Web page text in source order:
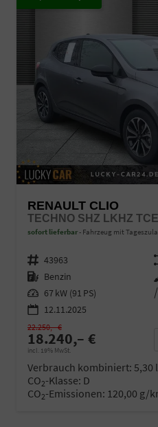
RENAULT CLIO
TECHNO SHZ LKHZ
sofort lieferbar Fahrzeug mit
Fahrzeugnr. 43963
Kraftstoff Benzin
Leistung 67 kW (91 PS)
12.11.2025
18.240,– €
incl. 19% MwSt.
22.250,– €
Verbrauch kombiniert: 5,30
CO2-Klasse: D
CO2-Emissionen: 120,00 g/